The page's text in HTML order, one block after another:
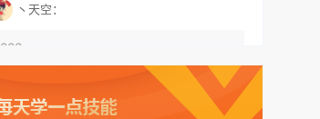
丶天空：
666
丶天空：